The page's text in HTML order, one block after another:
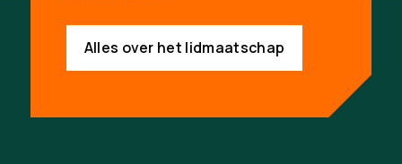
Alles over het lidmaatschap